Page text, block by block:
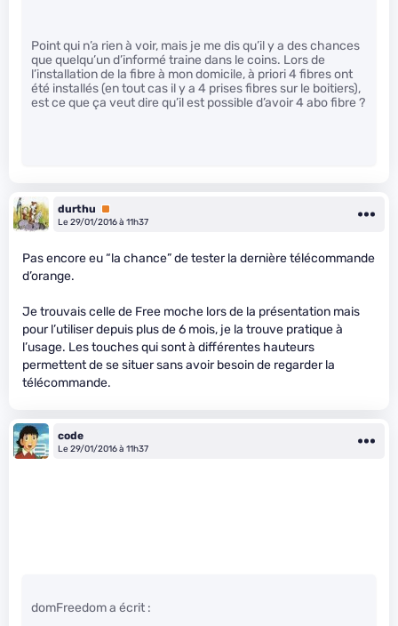
Point qui n’a rien à voir, mais je me dis qu’il y a des chances
que quelqu’un d’informé traine dans le coins. Lors de
l’installation de la fibre à mon domicile, à priori 4 fibres ont
été installés (en tout cas il y a 4 prises fibres sur le boitiers),
est ce que ça veut dire qu’il est possible d’avoir 4 abo fibre ?
durthu
Premium
Le 29/01/2016 à 11h37
Pas encore eu “la chance” de tester la dernière télécommande
d’orange.
Je trouvais celle de Free moche lors de la présentation mais
pour l’utiliser depuis plus de 6 mois, je la trouve pratique à
l’usage. Les touches qui sont à différentes hauteurs
permettent de se situer sans avoir besoin de regarder la
télécommande.
code
Le 29/01/2016 à 11h37
domFreedom a écrit :